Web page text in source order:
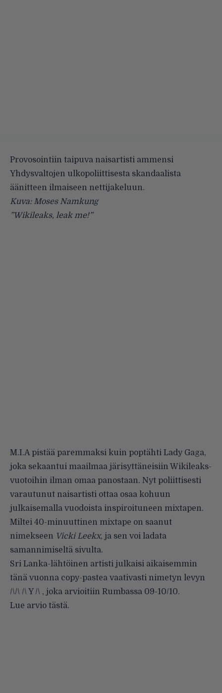
Provosointiin taipuva naisartisti ammensi
Yhdysvaltojen ulkopoliittisesta skandaalista
äänitteen ilmaiseen nettijakeluun.
Kuva: Moses Namkung
”Wikileaks, leak me!”
M.I.Apistää paremmaksi kuin poptähti Lady Gaga,
joka sekaantui maailmaa järisyttäneisiin Wikileaks-
vuotoihin ilman omaa panostaan. Nyt poliittisesti
varautunut naisartisti ottaa osaa kohuun
julkaisemalla vuodoista inspiroituneen mixtapen.
Miltei 40-minuuttinen mixtape on saanut
nimekseen Vicki Leekx, ja sen voi ladata
samannimiseltä sivulta.
Sri Lanka-lähtöinen artisti julkaisi aikaisemmin
tänä vuonna copy-pastea vaativasti nimetyn levyn
/\/\ /\ Y /\ , joka arvioitiin Rumbassa 09-10/10.
Lue arvio tästä.